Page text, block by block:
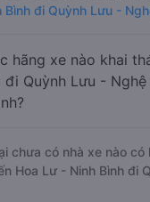
Bình đi Quỳnh Lưu -
hãng xe nào khai
đi Quỳnh Lưu -
chưa có nhà xe nào có
Hoa Lư - Ninh Bình đi